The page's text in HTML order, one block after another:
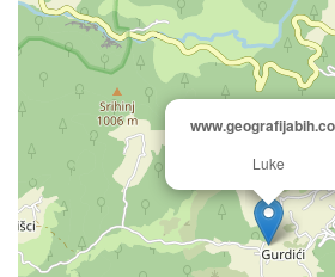
Luke